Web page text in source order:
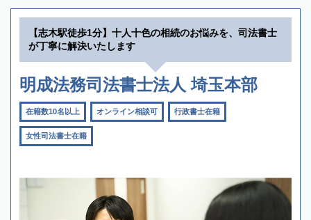
【志木駅徒歩1分】十人十色の相続のお悩みを、司法書士
が丁寧に解決いたします
明成法務司法書士法人 埼玉本部
在籍数10名以上 オンライン相談可 行政書士在籍
女性司法書士在籍